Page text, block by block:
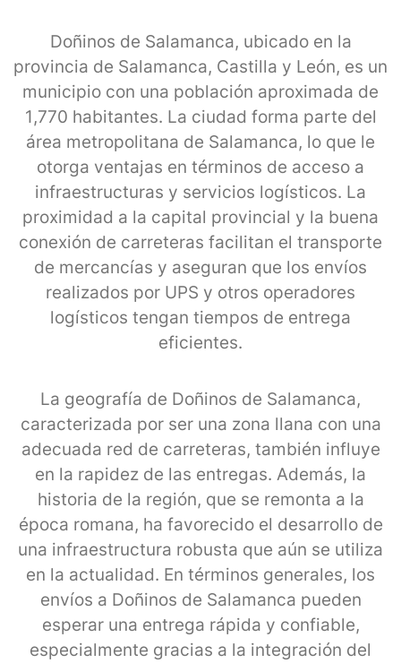
Doñinos de Salamanca, ubicado en la
provincia de Salamanca, Castilla y León, es un
municipio con una población aproximada de
1,770 habitantes. La ciudad forma parte del
área metropolitana de Salamanca, lo que le
otorga ventajas en términos de acceso a
infraestructuras y servicios logísticos. La
proximidad a la capital provincial y la buena
conexión de carreteras facilitan el transporte
de mercancías y aseguran que los envíos
realizados por UPS y otros operadores
logísticos tengan tiempos de entrega
eficientes.
La geografía de Doñinos de Salamanca,
caracterizada por ser una zona llana con una
adecuada red de carreteras, también influye
en la rapidez de las entregas. Además, la
historia de la región, que se remonta a la
época romana, ha favorecido el desarrollo de
una infraestructura robusta que aún se utiliza
en la actualidad. En términos generales, los
envíos a Doñinos de Salamanca pueden
esperar una entrega rápida y confiable,
especialmente gracias a la integración del